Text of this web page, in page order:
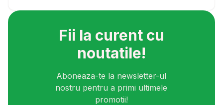
Fii la curent cu
noutatile!
Aboneaza-te la newsletter-ul
nostru pentru a primi ultimele
promotii!